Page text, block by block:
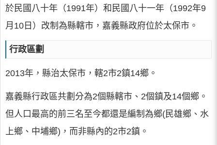
於民國八十年（1991年）和民國八十一年（1992年9
月10日）改制為縣轄市，嘉義縣政府位於太保市。
行政區劃
2013年，縣治太保市，轄2市2鎮14鄉。
嘉義縣行政區共劃分為2個縣轄市、2個鎮及14個鄉。
但人口最高的前三名至今都還是編制為鄉(民雄鄉、水
上鄉、中埔鄉)，而非縣內的2市2鎮。